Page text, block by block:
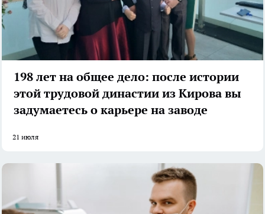
198 лет на общее дело: после истории
этой трудовой династии из Кирова вы
задумаетесь о карьере на заводе
21 июля